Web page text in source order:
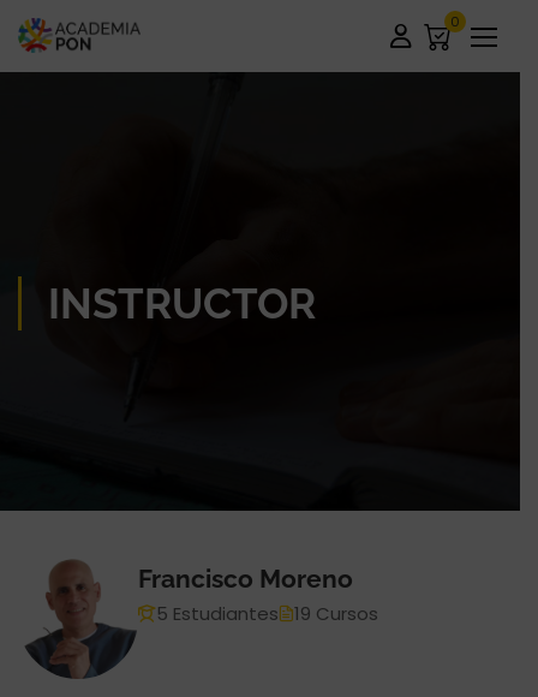
0
INSTRUCTOR
Francisco Moreno
5 Estudiantes 19 Cursos